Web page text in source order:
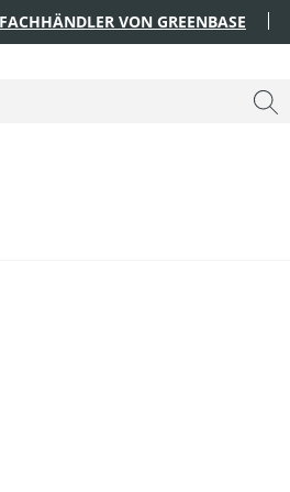
VON GREENBASE